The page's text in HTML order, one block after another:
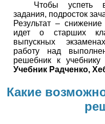
Чтобы успеть
задания, подросток
Результат –
идет о старших
выпускных
работу над
решебник к учебнику
Учебник Радченко,
Какие